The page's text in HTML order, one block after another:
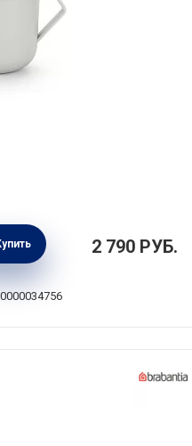
Take 600 мл, белый,
203848
2 790 РУБ.